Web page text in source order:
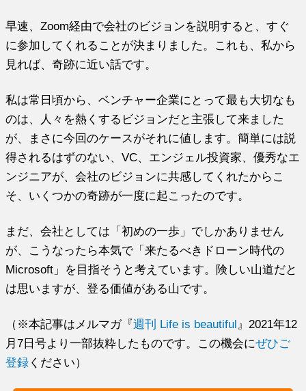
早速、Zoom経由で会社のビジョンを説明すると、すぐ
に参加してくれることが決まりました。これも、私から
見れば、奇跡に近い話です。
私は常日頃から、ベンチャー企業にとって最も大切なも
のは、人々を熱くするビジョンだと主張して来ました
が、まさに今回のケースがそれに値します。簡単には説
得されるはずのない、VC、エンジェル投資家、優秀なエ
ンジニアが、会社のビジョンに共感してくれたからこ
そ、いくつかの奇跡が一度に起こったのです。
まだ、会社としては「初めの一歩」でしかありません
が、こうなったら本気で「来たるべきドローン時代の
Microsoft」を目指そうと考えています。険しい山道だと
は思いますが、登る価値がある山です。
（※本記事はメルマガ『週刊 Life is beautiful 』2021年12
月7日号より一部抜粋したものです。この機会にぜひご
登録 ください）